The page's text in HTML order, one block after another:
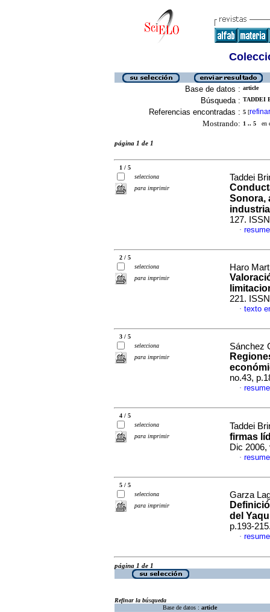
Base de datos : article
Búsqueda : TADDEI
Referencias encontradas : 5 [refinar
Mostrando: 1 .. 5 en
página 1 de 1
1 / 5
selecciona
para imprimir
Taddei
Sonora,
127.
·
2 / 5
selecciona
para imprimir
Haro
221.
· texto
3 / 5
selecciona
para imprimir
Sánchez
no.43,
·
4 / 5
selecciona
para imprimir
Taddei
firmas
Dic 2006,
·
5 / 5
selecciona
para imprimir
Garza
del
p.193-
·
página 1 de 1
Refinar la búsqueda
Base de datos : article